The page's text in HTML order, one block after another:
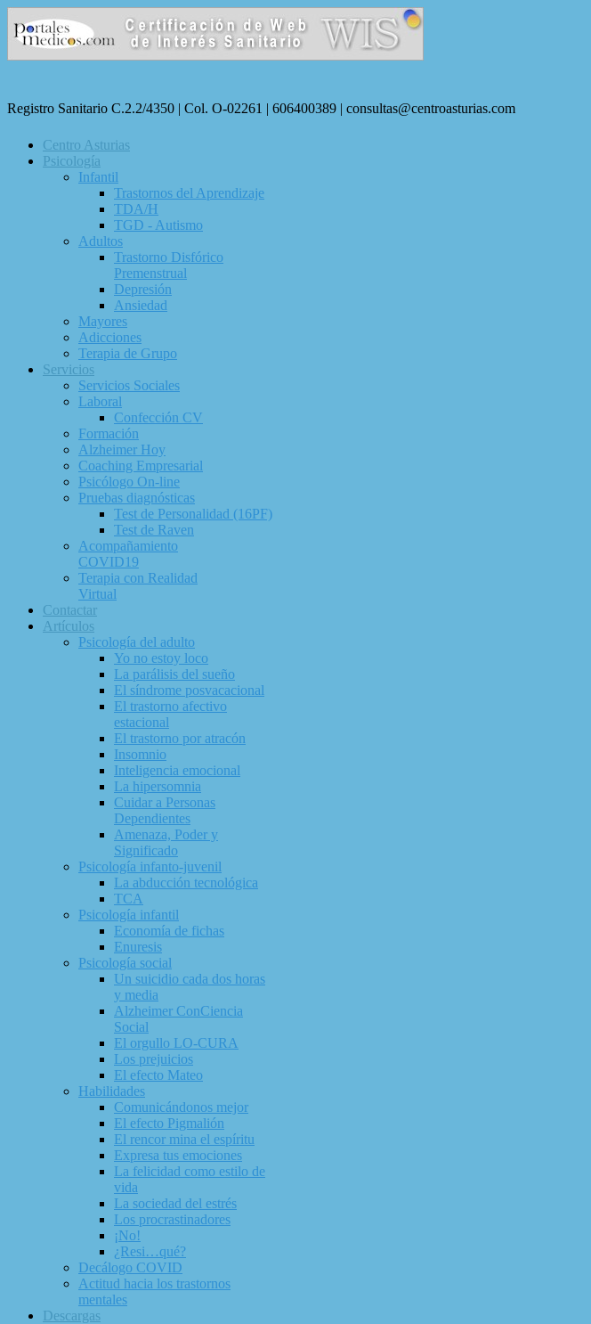
Registro Sanitario C.2.2/4350 | Col. O-02261 | 606400389 | consultas@centroasturias.com
Centro Asturias
Psicología
Infantil
Trastornos del Aprendizaje
TDA/H
TGD - Autismo
Adultos
Trastorno Disfórico
Premenstrual
Depresión
Ansiedad
Mayores
Adicciones
Terapia de Grupo
Servicios
Servicios Sociales
Laboral
Confección CV
Formación
Alzheimer Hoy
Coaching Empresarial
Psicólogo On-line
Pruebas diagnósticas
Test de Personalidad (16PF)
Test de Raven
Acompañamiento
COVID19
Terapia con Realidad
Virtual
Contactar
Artículos
Psicología del adulto
Yo no estoy loco
La parálisis del sueño
El síndrome posvacacional
El trastorno afectivo
estacional
El trastorno por atracón
Insomnio
Inteligencia emocional
La hipersomnia
Cuidar a Personas
Dependientes
Amenaza, Poder y
Significado
Psicología infanto-juvenil
La abducción tecnológica
TCA
Psicología infantil
Economía de fichas
Enuresis
Psicología social
Un suicidio cada dos horas
y media
Alzheimer ConCiencia
Social
El orgullo LO-CURA
Los prejuicios
El efecto Mateo
Habilidades
Comunicándonos mejor
El efecto Pigmalión
El rencor mina el espíritu
Expresa tus emociones
La felicidad como estilo de
vida
La sociedad del estrés
Los procrastinadores
¡No!
¿Resi…qué?
Decálogo COVID
Actitud hacia los trastornos
mentales
Descargas